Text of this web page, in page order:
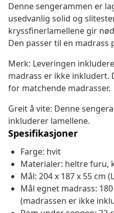
Denne sengerammen er
usedvanlig solid og
kryssfinerlamellene gir
Den passer til en madrass
Merk: Leveringen
madrass er ikke inkludert.
for matchende madrasser.
Greit å vite: Denne
inkluderer lamellene.
Spesifikasjoner
Farge: hvit
Materialer: heltre furu,
Mål: 204 x 187 x 55 cm
Mål egnet madrass: 180
(madrassen er ikke